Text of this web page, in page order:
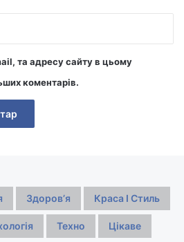
та адресу сайту в цьому
коментарів.
Здоровʼя Краса І Стиль
Техно Цікаве